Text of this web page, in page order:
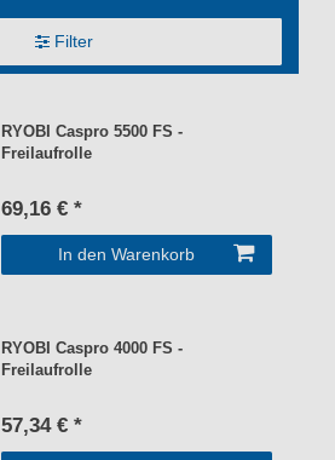
Filter
RYOBI Caspro 5500 FS -
Freilaufrolle
69,16 € *
In den Warenkorb
RYOBI Caspro 4000 FS -
Freilaufrolle
57,34 € *